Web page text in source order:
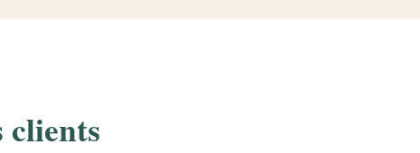
clients